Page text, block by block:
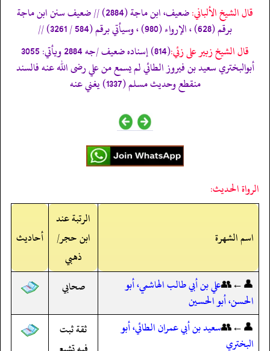
قال الشيخ الألباني:
ضعيف، ابن ماجة (2884) // ضعيف سنن ابن ماجة
برقم (628) ، الإرواء (980) ، وسيأتي برقم (584 / 3261) //
قال الشيخ زبير على زئي:(814) إسناده ضعيف /جه 2884 ويأتي: 3055
أبوالبختري سعيد بن فيروز الطائي لم يسمع من علي رضى الله عنه فالسند
منقطع وحديث مسلم (1337) يغني عنه
الرواة الحديث:
اسم الشهرة
الرتبة عند
ابن حجر/
ذهبي
أحاديث
👤←👥علي بن أبي طالب الهاشمي، أبو
الحسن، أبو الحسين
صحابي
👤←👥سعيد بن أبي عمران الطائي، أبو
البختري
ثقة ثبت